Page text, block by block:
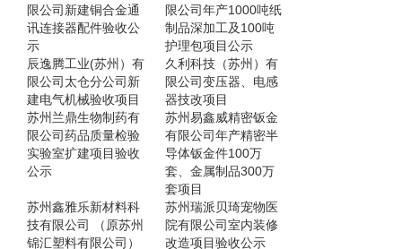
限公司新建铜合金通
讯连接器配件验收公
示
限公司年产1000吨纸
制品深加工及100吨
护理包项目公示
辰逸腾工业(苏州）有
限公司太仓分公司新
建电气机械验收项目
久利科技（苏州）有
限公司变压器、电感
器技改项目
苏州兰鼎生物制药有
限公司药品质量检验
实验室扩建项目验收
公示
苏州易鑫威精密钣金
有限公司年产精密半
导体钣金件100万
套、金属制品300万
套项目
苏州鑫雅乐新材料科
技有限公司 （原苏州
锦汇塑料有限公司）
苏州瑞派贝琦宠物医
院有限公司室内装修
改造项目验收公示